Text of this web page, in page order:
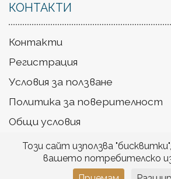
КОНТАКТИ
Контакти
Регистрация
Условия за ползване
Политика за поверителност
Общи условия
Доставка
Този сайт използва
вашето потребителско